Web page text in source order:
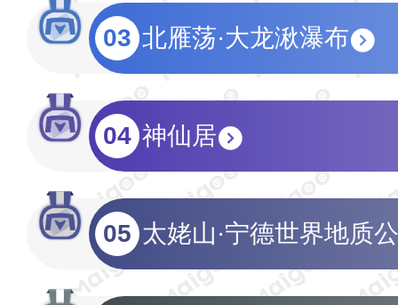
03 北雁荡·大龙湫瀑布
04 神仙居
05 太姥山·宁德世界地质